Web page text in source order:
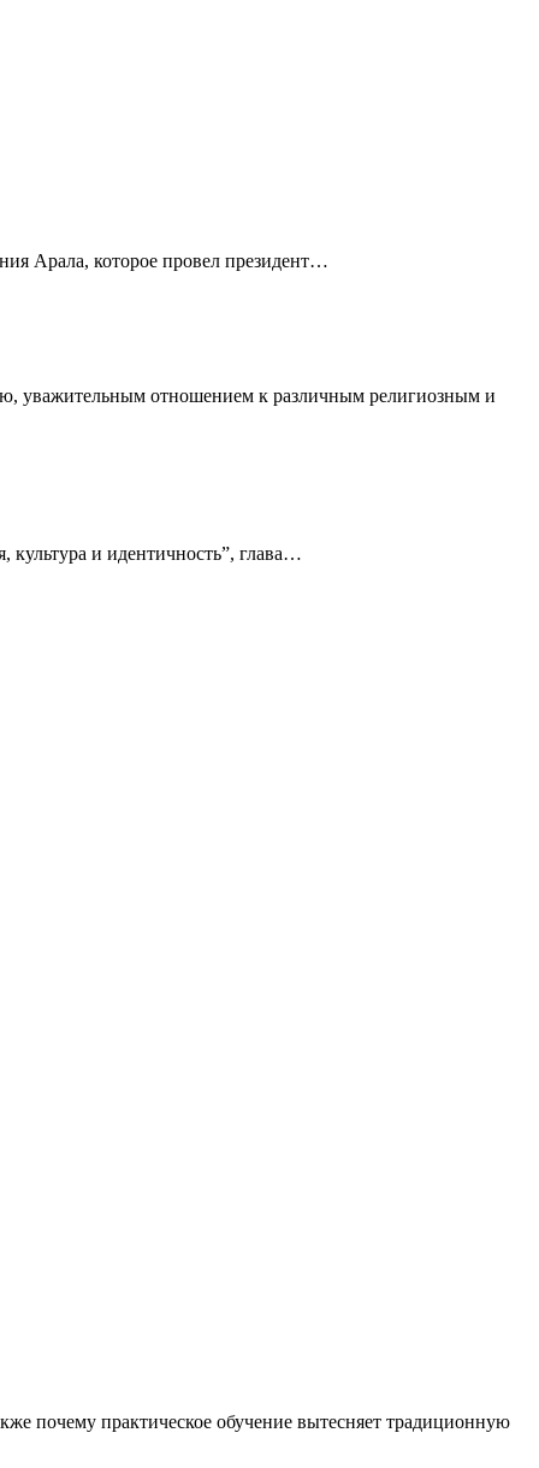
Арала, которое провел президент…
уважительным отношением к различным религиозным и
культура и идентичность”, глава…
почему практическое обучение вытесняет традиционную